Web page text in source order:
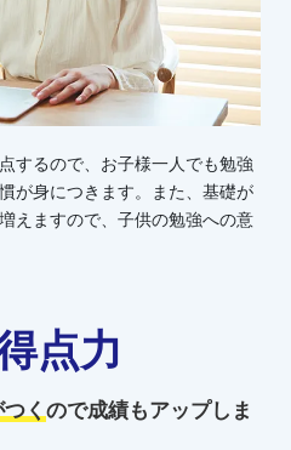
するので、お子様一人でも勉強
が身につきます。また、基礎が
えますので、子供の勉強への意
点力
つくので成績もアップしま